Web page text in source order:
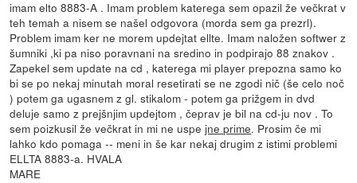
imam elto 8883-A . Imam problem katerega sem opazil že večkrat v
teh temah a nisem se našel odgovora (morda sem ga prezrl).
Problem imam ker ne morem updejtat ellte. Imam naložen softwer z
šumniki ,ki pa niso poravnani na sredino in podpirajo 88 znakov .
Zapekel sem update na cd , katerega mi player prepozna samo ko
bi se po nekaj minutah moral resetirati se ne zgodi nič (še celo noč
) potem ga ugasnem z gl. stikalom - potem ga prižgem in dvd
deluje samo z prejšnjim updejtom , čeprav je bil na cd-ju nov . To
sem poizkusil že večkrat in mi ne uspejne prime. Prosim če mi
lahko kdo pomaga -- meni in še kar nekaj drugim z istimi problemi
ELLTA 8883-a. HVALA
MARE